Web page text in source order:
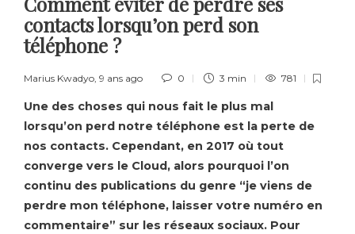
contacts lorsqu’on perd son
téléphone ?
Marius Kwadyo, 9 ans ago 0 3 min 781
Une des choses qui nous fait le plus mal
lorsqu’on perd notre téléphone est la perte de
nos contacts. Cependant, en 2017 où tout
converge vers le Cloud , alors pourquoi l’on
continu des publications du genre “je viens de
perdre mon téléphone, laisser votre numéro en
commentaire” sur les réseaux sociaux. Pour